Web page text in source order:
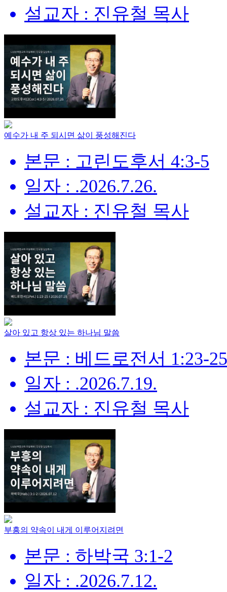
설교자 : 진유철 목사
예수가 내 주 되시면 삶이 풍성해진다
본문 : 고린도후서 4:3-5
일자 : .2026.7.26.
설교자 : 진유철 목사
살아 있고 항상 있는 하나님 말씀
본문 : 베드로전서 1:23-25
일자 : .2026.7.19.
설교자 : 진유철 목사
부흥의 약속이 내게 이루어지려면
본문 : 하박국 3:1-2
일자 : .2026.7.12.